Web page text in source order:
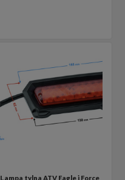
Lampa tylna ATV Eagle i Force